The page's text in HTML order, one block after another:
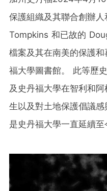
保護組織及其聯合創辦人
Tompkins 和已故的
檔案及其在南美的保護
福大學圖書館。 此等歷
及史丹福大學在智利和
生以及對土地保護倡議
是史丹福大學一直延續至